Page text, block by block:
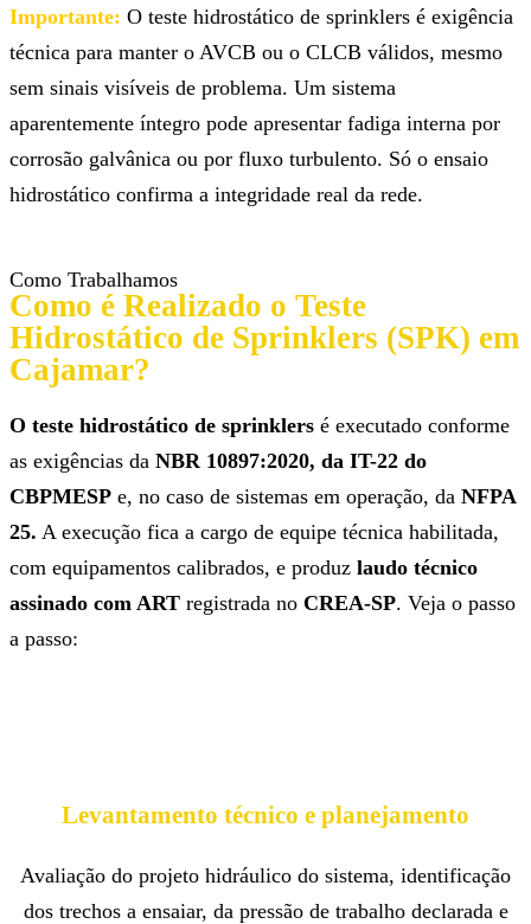
Importante: O teste hidrostático de sprinklers é exigência
técnica para manter o AVCB ou o CLCB válidos, mesmo
sem sinais visíveis de problema. Um sistema
aparentemente íntegro pode apresentar fadiga interna por
corrosão galvânica ou por fluxo turbulento. Só o ensaio
hidrostático confirma a integridade real da rede.
Como Trabalhamos
Como é Realizado o Teste
Hidrostático de Sprinklers (SPK) em
Cajamar?
O teste hidrostático de sprinklers é executado conforme
as exigências da NBR 10897:2020, da IT-22 do
CBPMESP e, no caso de sistemas em operação, da NFPA
25. A execução fica a cargo de equipe técnica habilitada,
com equipamentos calibrados, e produz laudo técnico
assinado com ART registrada no CREA-SP. Veja o passo
a passo:
Levantamento técnico e planejamento
Avaliação do projeto hidráulico do sistema, identificação
dos trechos a ensaiar, da pressão de trabalho declarada e